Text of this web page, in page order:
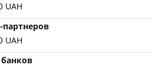
UAH
UAH